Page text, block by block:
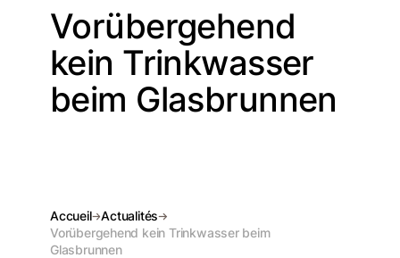
Vorübergehend
kein Trinkwasser
beim Glasbrunnen
Accueil
Actualités
Vorübergehend kein Trinkwasser beim
Glasbrunnen